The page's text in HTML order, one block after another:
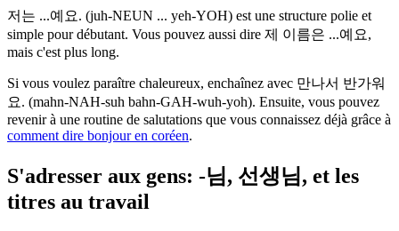
저는 ...예요. (juh-NEUN ... yeh-YOH) est une structure polie et
simple pour débutant. Vous pouvez aussi dire 제 이름은 ...예요,
mais c'est plus long.
Si vous voulez paraître chaleureux, enchaînez avec 만나서 반가워
요. (mahn-NAH-suh bahn-GAH-wuh-yoh). Ensuite, vous pouvez
revenir à une routine de salutations que vous connaissez déjà grâce à
comment dire bonjour en coréen.
S'adresser aux gens: -님, 선생님, et les
titres au travail